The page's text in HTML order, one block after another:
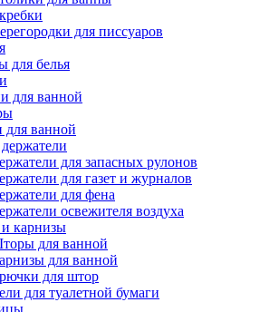
для писсуаров
для белья
для ванной
ванной
для запасных рулонов
для газет и журналов
для фена
освежителя воздуха
карнизы
для ванной
для ванной
для штор
для туалетной бумаги